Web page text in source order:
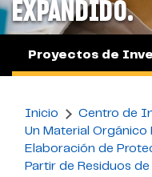
EXPANDIDO.
Proyectos de
Inicio
Centro de
Un Material Orgánico
Elaboración de
Partir de Residuos